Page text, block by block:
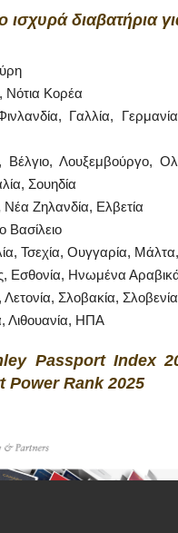
ισχυρά διαβατήρια
Νότια Κορέα
Γαλλία,
Βέλγιο, Λουξεμβούργο,
Σουηδία
Νέα Ζηλανδία, Ελβετία
Βασίλειο
Τσεχία, Ουγγαρία,
Εσθονία, Ηνωμένα
Λετονία, Σλοβακία, Σλοβενία
Λιθουανία, ΗΠΑ
Passport Index
Power Rank 2025